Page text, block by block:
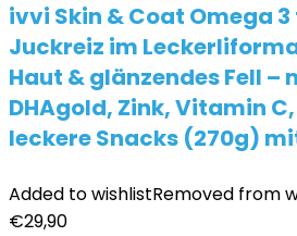
ivvi Skin & Coat Omega
Juckreiz im
Haut & glänzendes Fell –
DHAgold, Zink, Vitamin
leckere Snacks (270g)
Added to wishlistRemoved from
€29,90